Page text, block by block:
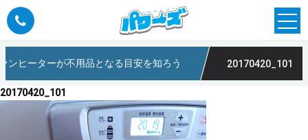
ンヒーターが不用品となる目安を知ろう 20170420_101
20170420_101